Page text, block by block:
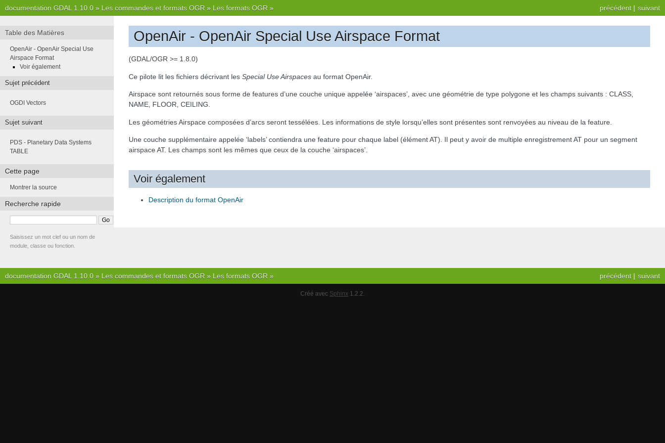
suivant
précédent |
documentation GDAL 1.10.0 » Les commandes et formats OGR » Les formats OGR »
OpenAir - OpenAir Special Use Airspace Format
(GDAL/OGR >= 1.8.0)
Ce pilote lit les fichiers décrivant les Special Use Airspaces au format OpenAir.
Airspace sont retournés sous forme de features d’une couche unique appelée ‘airspaces’, avec une géométrie de type polygone et les champs suivants : CLASS,
NAME, FLOOR, CEILING.
Les géométries Airspace composées d’arcs seront tessélées. Les informations de style lorsqu’elles sont présentes sont renvoyées au niveau de la feature.
Une couche supplémentaire appelée ‘labels’ contiendra une feature pour chaque label (élément AT). Il peut y avoir de multiple enregistrement AT pour un segment
airspace AT. Les champs sont les mêmes que ceux de la couche ‘airspaces’.
Voir également
Description du format OpenAir
Table des Matières
OpenAir - OpenAir Special Use
Airspace Format
Voir également
Sujet précédent
OGDI Vectors
Sujet suivant
PDS - Planetary Data Systems
TABLE
Cette page
Montrer la source
Recherche rapide
Saisissez un mot clef ou un nom de
module, classe ou fonction.
suivant
précédent |
documentation GDAL 1.10.0 » Les commandes et formats OGR » Les formats OGR »
Créé avec Sphinx 1.2.2.